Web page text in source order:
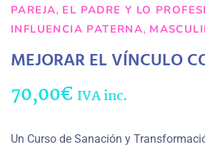
PAREJA, EL PADRE Y LO
INFLUENCIA PATERNA,
MEJORAR EL VÍNCULO
70,00€ IVA inc.
Un Curso de Sanación y